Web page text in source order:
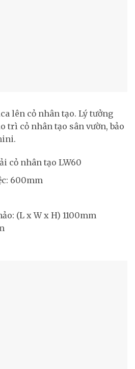
lên cỏ nhân tạo. Lý tưởng
trì cỏ nhân tạo sân vườn, bảo
cỏ nhân tạo LW60
600mm
(L x W x H) 1100mm